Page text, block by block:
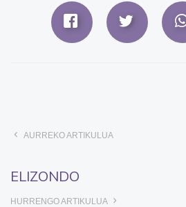
AURREKO ARTIKULUA
ELIZONDO
HURRENGO ARTIKULUA